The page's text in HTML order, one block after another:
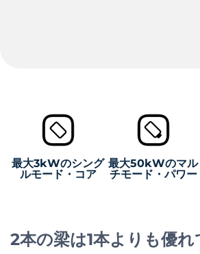
最大3kWのシング
ルモード・コア
最大50kWのマル
チモード・パワー
2本の梁は1本よりも優れ